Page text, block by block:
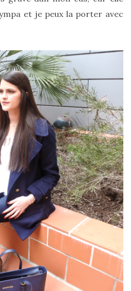
et je peux la porter avec